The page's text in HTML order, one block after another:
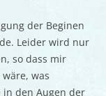
der Beginen
Leider wird nur
so dass mir
was
den Augen der